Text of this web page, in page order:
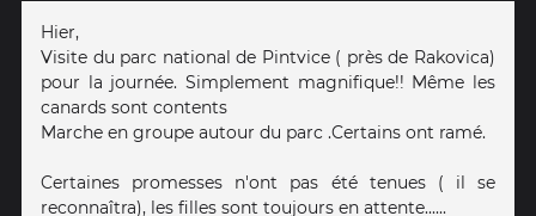
Hier,
Visite du parc national de Pintvice ( près de Rakovica)
pour la journée. Simplement magnifique!! Même les
canards sont contents
Marche en groupe autour du parc .Certains ont ramé.
Certaines promesses n'ont pas été tenues ( il se
reconnaîtra), les filles sont toujours en attente......